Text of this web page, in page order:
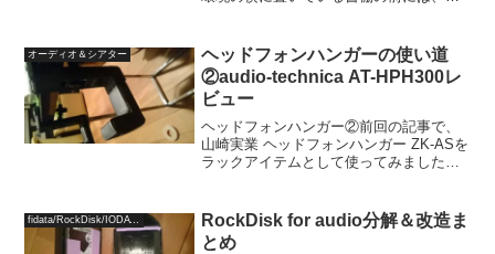
ネットの変更を検討していたところ、い
らなくなるこのキャビネッ...
オーディオ＆シアター
ヘッドフォンハンガーの使い道
②audio-technica AT-HPH300レ
ビュー
ヘッドフォンハンガー②前回の記事で、
山崎実業 ヘッドフォンハンガー ZK-ASを
ラックアイテムとして使ってみました。
AT-HP...
fidata/RockDisk/IODATA
RockDisk for audio分解＆改造ま
とめ